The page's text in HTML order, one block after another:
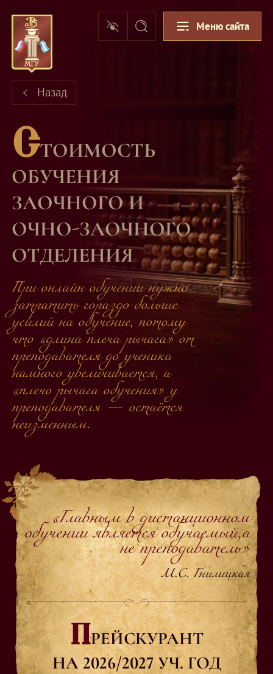
Меню сайта
Назад
СТОИМОСТЬ
ОБУЧЕНИЯ
ЗАОЧНОГО И
ОЧНО-ЗАОЧНОГО
ОТДЕЛЕНИЯ
При онлайн обучении нужно
затратить гораздо больше
усилий на обучение, потому
что «длина плеча рычага» от
преподавателя до ученика
намного увеличивается, а
«плечо рычага обучения» у
преподавателя — остаётся
неизменным.
«Главным в дистанционном
обучении являетсяобучаемый,а
не преподаватель»
М.С. Гнилицкая
ПРЕЙСКУРАНТ
НА 2026/2027 УЧ. ГОД